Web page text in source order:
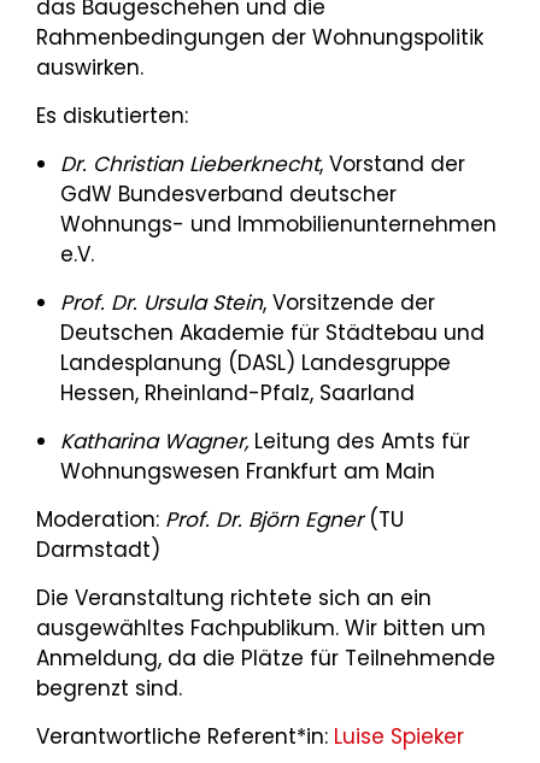
das Baugeschehen und die
Rahmenbedingungen der Wohnungspolitik
auswirken.
Es diskutierten:
Dr. Christian Lieberknecht, Vorstand der
GdW Bundesverband deutscher
Wohnungs- und Immobilienunternehmen
e.V.
Prof. Dr. Ursula Stein, Vorsitzende der
Deutschen Akademie für Städtebau und
Landesplanung (DASL) Landesgruppe
Hessen, Rheinland-Pfalz, Saarland
Katharina Wagner, Leitung des Amts für
Wohnungswesen Frankfurt am Main
Moderation: Prof. Dr. Björn Egner(TU
Darmstadt)
Die Veranstaltung richtete sich an ein
ausgewähltes Fachpublikum. Wir bitten um
Anmeldung, da die Plätze für Teilnehmende
begrenzt sind.
Verantwortliche Referent*in: Luise Spieker